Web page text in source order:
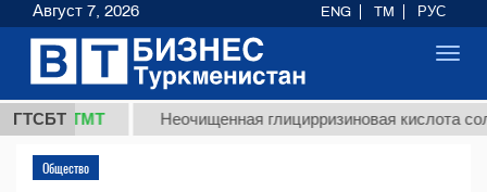
ГТСБТ
ТМТ Неочищенная глицирризиновая кислота
Общество
Август 7, 2026 ENG TM РУС